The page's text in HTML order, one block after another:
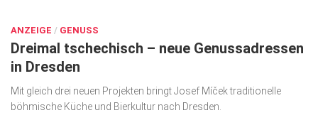
Geschäft
gesund & schön
Gesellschaft
Kunst & Kultur
ANZEIGE / GENUSS
Dreimal tschechisch – neue Genussadressen
in Dresden
Mit gleich drei neuen Projekten bringt Josef Míček traditionelle
böhmische Küche und Bierkultur nach Dresden.